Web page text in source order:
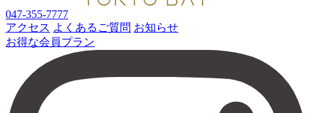
047-355-7777
アクセス よくあるご質問 お知らせ
お得な会員プラン